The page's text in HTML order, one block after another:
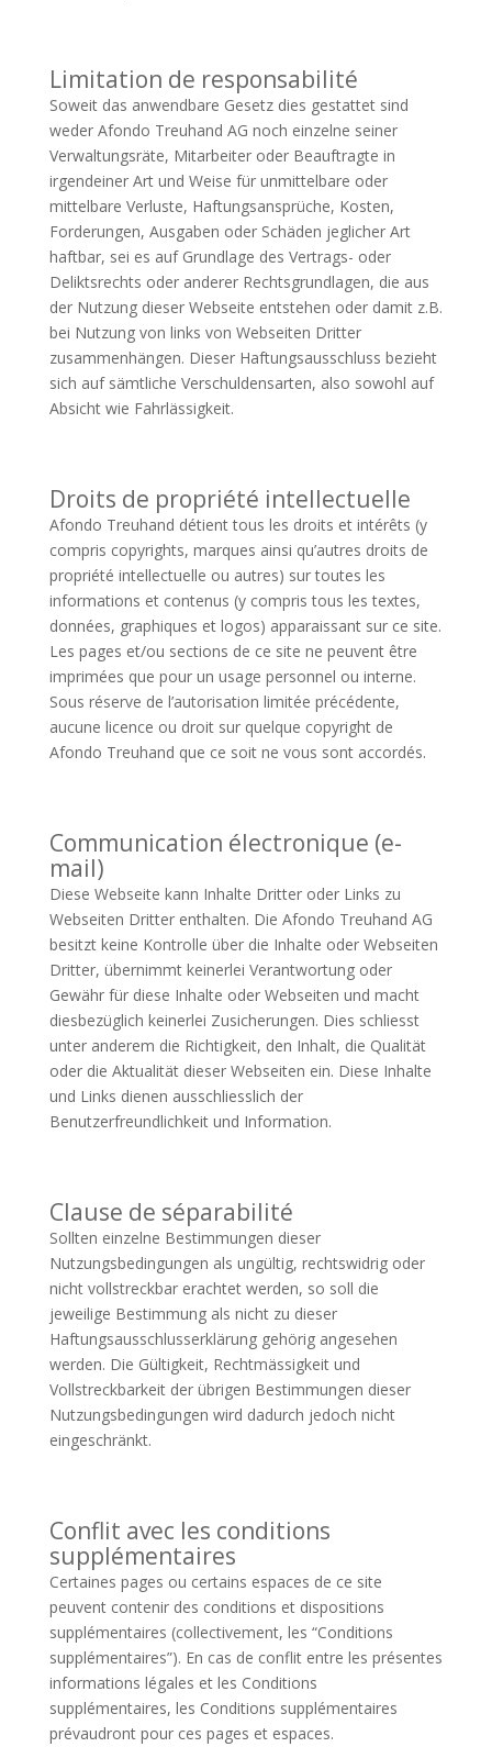
Limitation de responsabilité
Soweit das anwendbare Gesetz dies gestattet sind
weder Afondo Treuhand AG noch einzelne seiner
Verwaltungsräte, Mitarbeiter oder Beauftragte in
irgendeiner Art und Weise für unmittelbare oder
mittelbare Verluste, Haftungsansprüche, Kosten,
Forderungen, Ausgaben oder Schäden jeglicher Art
haftbar, sei es auf Grundlage des Vertrags- oder
Deliktsrechts oder anderer Rechtsgrundlagen, die aus
der Nutzung dieser Webseite entstehen oder damit z.B.
bei Nutzung von links von Webseiten Dritter
zusammenhängen. Dieser Haftungsausschluss bezieht
sich auf sämtliche Verschuldensarten, also sowohl auf
Absicht wie Fahrlässigkeit.
Droits de propriété intellectuelle
Afondo Treuhand détient tous les droits et intérêts (y
compris copyrights, marques ainsi qu’autres droits de
propriété intellectuelle ou autres) sur toutes les
informations et contenus (y compris tous les textes,
données, graphiques et logos) apparaissant sur ce site.
Les pages et/ou sections de ce site ne peuvent être
imprimées que pour un usage personnel ou interne.
Sous réserve de l’autorisation limitée précédente,
aucune licence ou droit sur quelque copyright de
Afondo Treuhand que ce soit ne vous sont accordés.
Communication électronique (e-
mail)
Diese Webseite kann Inhalte Dritter oder Links zu
Webseiten Dritter enthalten. Die Afondo Treuhand AG
besitzt keine Kontrolle über die Inhalte oder Webseiten
Dritter, übernimmt keinerlei Verantwortung oder
Gewähr für diese Inhalte oder Webseiten und macht
diesbezüglich keinerlei Zusicherungen. Dies schliesst
unter anderem die Richtigkeit, den Inhalt, die Qualität
oder die Aktualität dieser Webseiten ein. Diese Inhalte
und Links dienen ausschliesslich der
Benutzerfreundlichkeit und Information.
Clause de séparabilité
Sollten einzelne Bestimmungen dieser
Nutzungsbedingungen als ungültig, rechtswidrig oder
nicht vollstreckbar erachtet werden, so soll die
jeweilige Bestimmung als nicht zu dieser
Haftungsausschlusserklärung gehörig angesehen
werden. Die Gültigkeit, Rechtmässigkeit und
Vollstreckbarkeit der übrigen Bestimmungen dieser
Nutzungsbedingungen wird dadurch jedoch nicht
eingeschränkt.
Conflit avec les conditions
supplémentaires
Certaines pages ou certains espaces de ce site
peuvent contenir des conditions et dispositions
supplémentaires (collectivement, les “Conditions
supplémentaires”). En cas de conflit entre les présentes
informations légales et les Conditions
supplémentaires, les Conditions supplémentaires
prévaudront pour ces pages et espaces.